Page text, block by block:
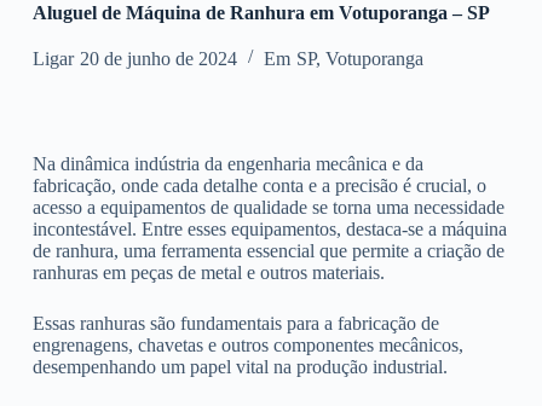
ú
d
o
Aluguel de Máquina de Ranhura em Votuporanga – SP
Ligar 20 de junho de 2024 Em SP, Votuporanga
Na dinâmica indústria da engenharia mecânica e da
fabricação, onde cada detalhe conta e a precisão é crucial, o
acesso a equipamentos de qualidade se torna uma necessidade
incontestável. Entre esses equipamentos, destaca-se a máquina
de ranhura, uma ferramenta essencial que permite a criação de
ranhuras em peças de metal e outros materiais.
Essas ranhuras são fundamentais para a fabricação de
engrenagens, chavetas e outros componentes mecânicos,
desempenhando um papel vital na produção industrial.